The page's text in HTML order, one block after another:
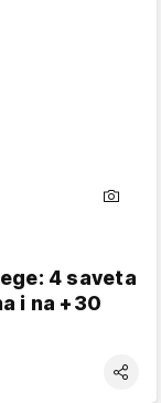
4 saveta
i na +30